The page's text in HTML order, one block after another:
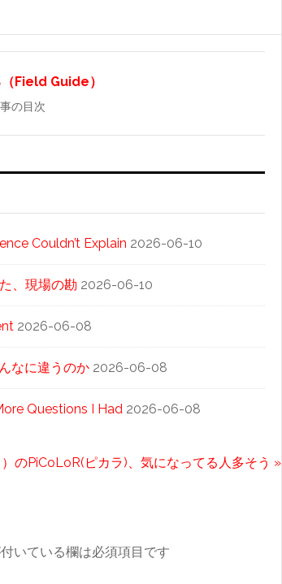
Field Guide）
の目次
Couldn’t Explain 2026-06-10
、現場の勘 2026-06-10
2026-06-08
なに違うのか 2026-06-08
Questions I Had 2026-06-08
のPiCoLoR(ピカラ)、気になってる人多そう »
いている欄は必須項目です